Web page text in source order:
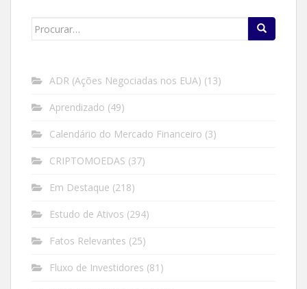
Search
ADR (Ações Negociadas nos EUA) (13)
Aprendizado (49)
Calendário do Mercado Financeiro (3)
CRIPTOMOEDAS (37)
Em Destaque (218)
Estudo de Ativos (294)
Fatos Relevantes (25)
Fluxo de Investidores (81)